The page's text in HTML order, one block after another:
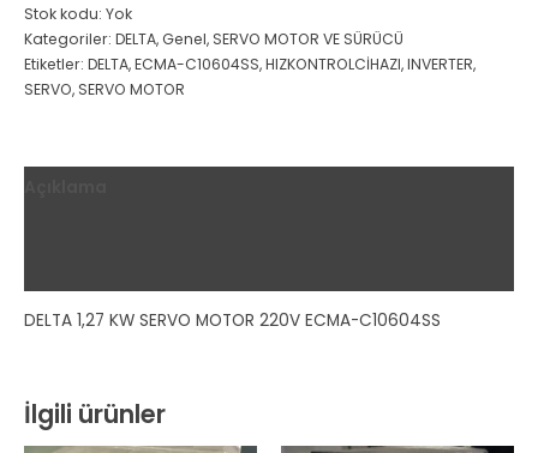
Stok kodu: Yok
Kategoriler: DELTA,Genel, SERVO MOTOR VE SÜRÜCÜ
Etiketler: DELTA,ECMA-C10604SS,HIZKONTROLCİHAZI,INVERTER,
SERVO, SERVO MOTOR
DELTA 1,27 KW SERVO MOTOR 220V ECMA-C10604SS
İlgili ürünler